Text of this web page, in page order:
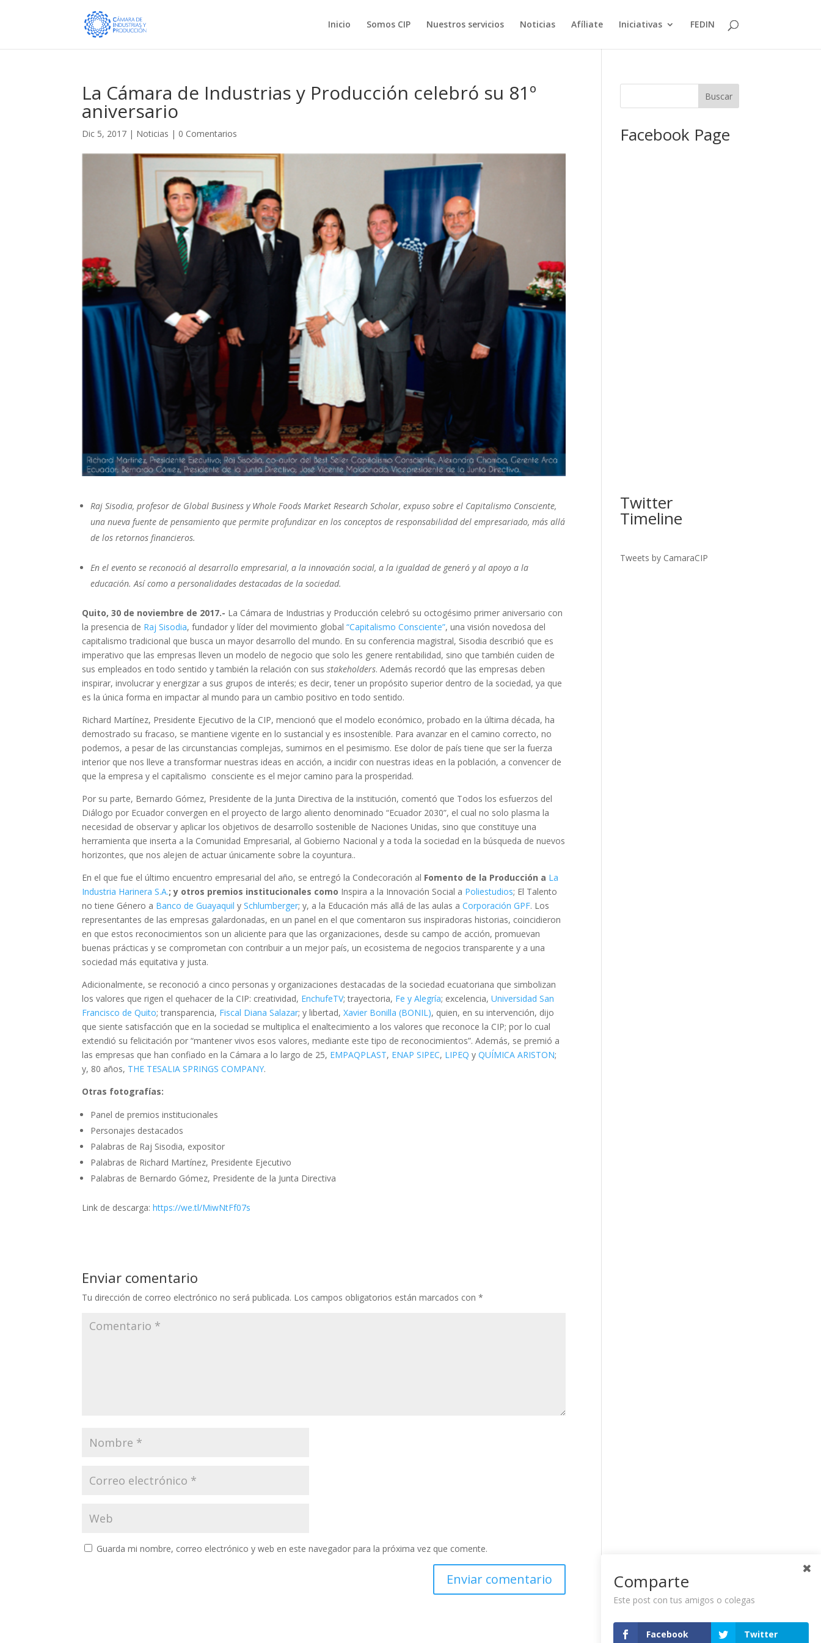
Inicio Somos CIP Nuestros servicios Noticias Afíliate Iniciativas FEDIN
La Cámara de Industrias y Producción celebró su 81º
aniversario
Dic 5, 2017 | Noticias | 0 Comentarios
Raj Sisodia, profesor de Global Business y Whole Foods Market Research Scholar, expuso sobre el Capitalismo Consciente,
una nueva fuente de pensamiento que permite profundizar en los conceptos de responsabilidad del empresariado, más allá
de los retornos financieros.
En el evento se reconoció al desarrollo empresarial, a la innovación social, a la igualdad de generó y al apoyo a la
educación. Así como a personalidades destacadas de la sociedad.
Quito, 30 de noviembre de 2017.- La Cámara de Industrias y Producción celebró su octogésimo primer aniversario con
la presencia de Raj Sisodia, fundador y líder del movimiento global“Capitalismo Consciente”, una visión novedosa del
capitalismo tradicional que busca un mayor desarrollo del mundo. En su conferencia magistral, Sisodia describió que es
imperativo que las empresas lleven un modelo de negocio que solo les genere rentabilidad, sino que también cuiden de
sus empleados en todo sentido y también la relación con susstakeholders. Además recordó que las empresas deben
inspirar, involucrar y energizar a sus grupos de interés; es decir, tener un propósito superior dentro de la sociedad, ya que
es la única forma en impactar al mundo para un cambio positivo en todo sentido.
Richard Martínez, Presidente Ejecutivo de la CIP, mencionó que el modelo económico, probado en la última década, ha
demostrado su fracaso, se mantiene vigente en lo sustancial y es insostenible. Para avanzar en el camino correcto, no
podemos, a pesar de las circunstancias complejas, sumirnos en el pesimismo. Ese dolor de país tiene que ser la fuerza
interior que nos lleve a transformar nuestras ideas en acción, a incidir con nuestras ideas en la población, a convencer de
que la empresa y el capitalismo consciente es el mejor camino para la prosperidad.
Por su parte, Bernardo Gómez, Presidente de la Junta Directiva de la institución, comentó que Todos los esfuerzos del
Diálogo por Ecuador convergen en el proyecto de largo aliento denominado “Ecuador 2030”, el cual no solo plasma la
necesidad de observar y aplicar los objetivos de desarrollo sostenible de Naciones Unidas, sino que constituye una
herramienta que inserta a la Comunidad Empresarial, al Gobierno Nacional y a toda la sociedad en la búsqueda de nuevos
horizontes, que nos alejen de actuar únicamente sobre la coyuntura..
En el que fue el último encuentro empresarial del año, se entregó la Condecoración al Fomento de la Producción a La
Industria Harinera S.A.; y otros premios institucionales como Inspira a la Innovación Social a Poliestudios; El Talento
no tiene Género a Banco de Guayaquil ySchlumberger; y, a la Educación más allá de las aulas aCorporación GPF. Los
representantes de las empresas galardonadas, en un panel en el que comentaron sus inspiradoras historias, coincidieron
en que estos reconocimientos son un aliciente para que las organizaciones, desde su campo de acción, promuevan
buenas prácticas y se comprometan con contribuir a un mejor país, un ecosistema de negocios transparente y a una
sociedad más equitativa y justa.
Adicionalmente, se reconoció a cinco personas y organizaciones destacadas de la sociedad ecuatoriana que simbolizan
los valores que rigen el quehacer de la CIP: creatividad, EnchufeTV; trayectoria, Fe y Alegría; excelencia,Universidad San
Francisco de Quito; transparencia, Fiscal Diana Salazar; y libertad,Xavier Bonilla (BONIL), quien, en su intervención, dijo
que siente satisfacción que en la sociedad se multiplica el enaltecimiento a los valores que reconoce la CIP; por lo cual
extendió su felicitación por “mantener vivos esos valores, mediante este tipo de reconocimientos”. Además, se premió a
las empresas que han confiado en la Cámara a lo largo de 25, EMPAQPLAST, ENAP SIPEC, LIPEQ yQUÍMICA ARISTON;
y, 80 años, THE TESALIA SPRINGS COMPANY.
Otras fotografías:
Panel de premios institucionales
Personajes destacados
Palabras de Raj Sisodia, expositor
Palabras de Richard Martínez, Presidente Ejecutivo
Palabras de Bernardo Gómez, Presidente de la Junta Directiva
Link de descarga:https://we.tl/MiwNtFf07s
Enviar comentario
Tu dirección de correo electrónico no será publicada. Los campos obligatorios están marcados con*
Guarda mi nombre, correo electrónico y web en este navegador para la próxima vez que comente.
Facebook Page
Twitter
Timeline
Tweets by CamaraCIP
Comparte
Este post con tus amigos o colegas
Facebook Twitter